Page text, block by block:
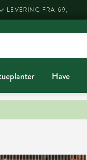
LEVERING FRA 69,-
Have